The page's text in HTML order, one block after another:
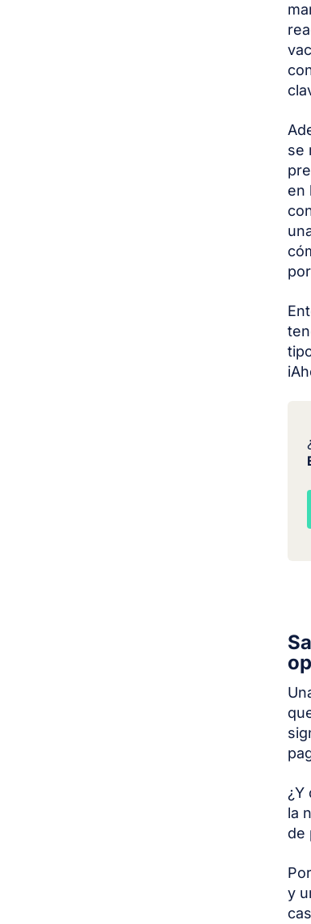
se
en
¿Y
la
de
y